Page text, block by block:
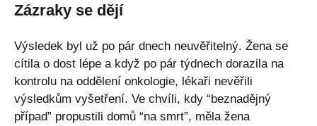
Zázraky se dějí
Výsledek byl už po pár dnech neuvěřitelný. Žena se
cítila o dost lépe a když po pár týdnech dorazila na
kontrolu na oddělení onkologie, lékaři nevěřili
výsledkům vyšetření. Ve chvíli, kdy “beznadějný
případ” propustili domů “na smrt”, měla žena